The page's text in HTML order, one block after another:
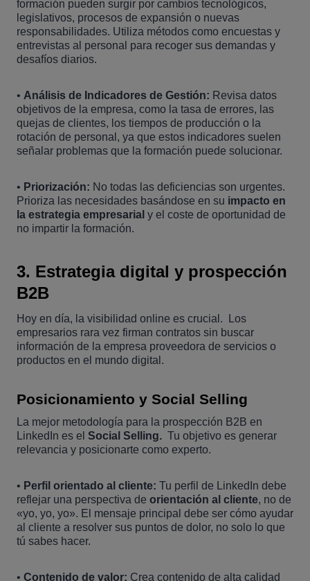
formación pueden surgir por cambios tecnológicos,
legislativos, procesos de expansión o nuevas
responsabilidades. Utiliza métodos como encuestas y
entrevistas al personal para recoger sus demandas y
desafíos diarios.
• Análisis de Indicadores de Gestión: Revisa datos
objetivos de la empresa, como la tasa de errores, las
quejas de clientes, los tiempos de producción o la
rotación de personal, ya que estos indicadores suelen
señalar problemas que la formación puede solucionar.
• Priorización: No todas las deficiencias son urgentes.
Prioriza las necesidades basándose en su impacto en
la estrategia empresarial y el coste de oportunidad de
no impartir la formación.
3. Estrategia digital y prospección
B2B
Hoy en día, la visibilidad online es crucial. Los
empresarios rara vez firman contratos sin buscar
información de la empresa proveedora de servicios o
productos en el mundo digital.
Posicionamiento y Social Selling
La mejor metodología para la prospección B2B en
LinkedIn es el Social Selling. Tu objetivo es generar
relevancia y posicionarte como experto.
• Perfil orientado al cliente: Tu perfil de LinkedIn debe
reflejar una perspectiva de orientación al cliente, no de
«yo, yo, yo». El mensaje principal debe ser cómo ayudar
al cliente a resolver sus puntos de dolor, no solo lo que
tú sabes hacer.
• Contenido de valor: Crea contenido de alta calidad